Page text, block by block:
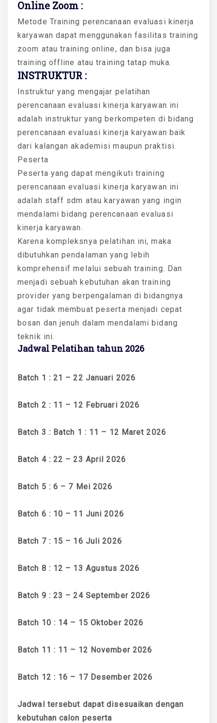
Online Zoom :
Metode Training perencanaan evaluasi kinerja
karyawan dapat menggunakan fasilitas training
zoom atau training online, dan bisa juga
training offline atau training tatap muka.
INSTRUKTUR :
Instruktur yang mengajar pelatihan
perencanaan evaluasi kinerja karyawan ini
adalah instruktur yang berkompeten di bidang
perencanaan evaluasi kinerja karyawan baik
dari kalangan akademisi maupun praktisi.
Peserta
Peserta yang dapat mengikuti training
perencanaan evaluasi kinerja karyawan ini
adalah staff sdm atau karyawan yang ingin
mendalami bidang perencanaan evaluasi
kinerja karyawan.
Karena kompleksnya pelatihan ini, maka
dibutuhkan pendalaman yang lebih
komprehensif melalui sebuah training. Dan
menjadi sebuah kebutuhan akan training
provider yang berpengalaman di bidangnya
agar tidak membuat peserta menjadi cepat
bosan dan jenuh dalam mendalami bidang
teknik ini.
Jadwal Pelatihan tahun 2026
Batch 1 : 21 – 22 Januari 2026
Batch 2 : 11 – 12 Februari 2026
Batch 3 : Batch 1 : 11 – 12 Maret 2026
Batch 4 : 22 – 23 April 2026
Batch 5 : 6 – 7 Mei 2026
Batch 6 : 10 – 11 Juni 2026
Batch 7 : 15 – 16 Juli 2026
Batch 8 : 12 – 13 Agustus 2026
Batch 9 : 23 – 24 September 2026
Batch 10 : 14 – 15 Oktober 2026
Batch 11 : 11 – 12 November 2026
Batch 12 : 16 – 17 Desember 2026
Jadwal tersebut dapat disesuaikan dengan
kebutuhan calon peserta